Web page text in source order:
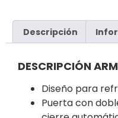
Descripción
DESCRIPCIÓN
Diseño para
Puerta con